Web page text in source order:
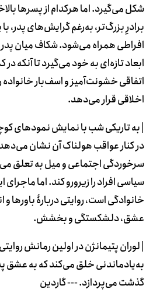
شکل می‌گیرد. اما هرکدام از پسرها
برادرِ بزرگ‌تر، به‌رغم گرایش‌های پدر،
افراطی همراه می‌شود. شکاف میان پدر
ابعاد تازه‌ای به خود می‌گیرد تا آنکه
اتفاقی خشونت‌آمیز و اسف‌بار خانواده
اخلاقی قرار می‌دهد.
| به تاریکی شب با نمایش نمودهای
در کنار عواقب هولناک آن نشان
سرخوردگی اجتماعی و میل به تعلق
سیاسی افراد را زیرورو کند. اما
خانوادگی است، روایتی دربارۀ باورها و
عشق، دلشکستگی‌ و بخشش.
| لوران پتیمانژن در اولین رمانش
به‌یادماندنی خلق می‌کند که به عشق
گذشت می‌پردازد. --- گاردین